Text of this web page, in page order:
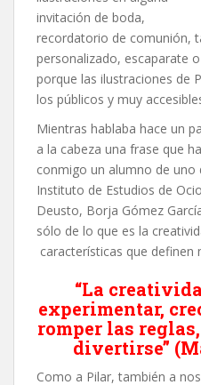
invitación de boda,
recordatorio de comunión,
personalizado, escaparate
porque las ilustraciones de
los públicos y muy
Mientras hablaba hace un
a la cabeza una frase que
conmigo un alumno de
Instituto de Estudios de
Deusto, Borja Gómez
sólo de lo que es la
características que definen
“La
experimentar,
romper las
divertirse”
Como a Pilar, también a